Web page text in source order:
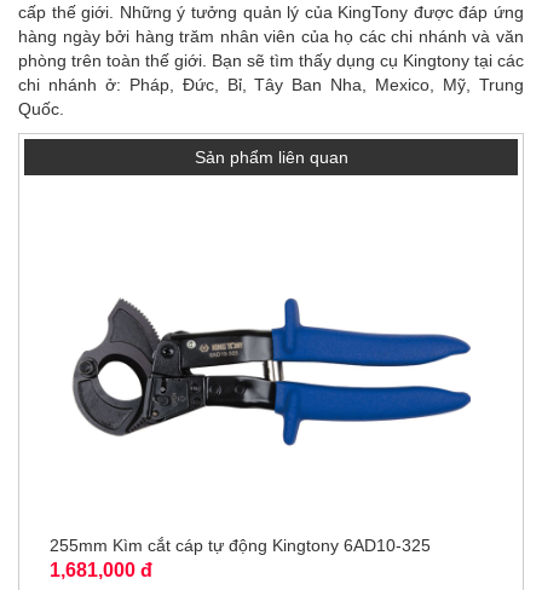
cấp thế giới. Những ý tưởng quản lý của KingTony được đáp ứng
hàng ngày bởi hàng trăm nhân viên của họ các chi nhánh và văn
phòng trên toàn thế giới. Bạn sẽ tìm thấy dụng cụ Kingtony tại các
chi nhánh ở: Pháp, Đức, Bỉ, Tây Ban Nha, Mexico, Mỹ, Trung
Quốc.
Sản phẩm liên quan
255mm Kìm cắt cáp tự động Kingtony 6AD10-325
1,681,000 đ